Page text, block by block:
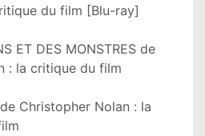
du film [Blu-ray]
ET DES MONSTRES de
: la critique du film
de Christopher Nolan : la